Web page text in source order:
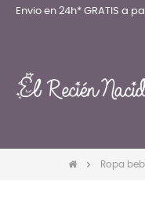
Envio en 24h* GRATIS a
Ropa